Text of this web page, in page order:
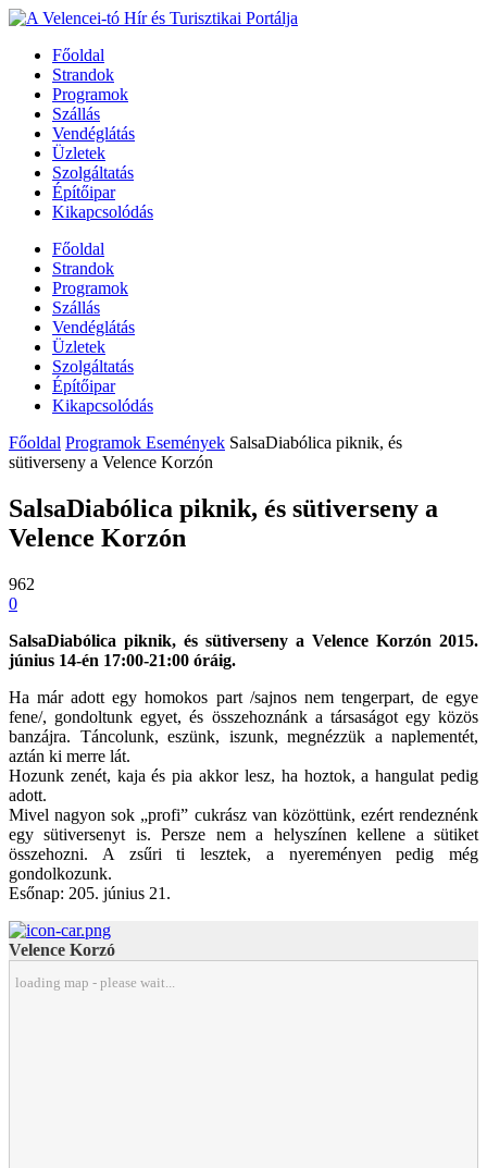
Főoldal
Strandok
Programok
Szállás
Vendéglátás
Üzletek
Szolgáltatás
Építőipar
Kikapcsolódás
Főoldal
Strandok
Programok
Szállás
Vendéglátás
Üzletek
Szolgáltatás
Építőipar
Kikapcsolódás
Főoldal Programok Események SalsaDiabólica piknik, és
sütiverseny a Velence Korzón
SalsaDiabólica piknik, és sütiverseny a
Velence Korzón
962
0
SalsaDiabólica piknik, és sütiverseny a Velence Korzón 2015.
június 14-én 17:00-21:00 óráig.
Ha már adott egy homokos part /sajnos nem tengerpart, de egye
fene/, gondoltunk egyet, és összehoznánk a társaságot egy közös
banzájra. Táncolunk, eszünk, iszunk, megnézzük a naplementét,
aztán ki merre lát.
Hozunk zenét, kaja és pia akkor lesz, ha hoztok, a hangulat pedig
adott.
Mivel nagyon sok „profi” cukrász van közöttünk, ezért rendeznénk
egy sütiversenyt is. Persze nem a helyszínen kellene a sütiket
összehozni. A zsűri ti lesztek, a nyereményen pedig még
gondolkozunk.
Esőnap: 205. június 21.
Velence Korzó
loading map - please wait...